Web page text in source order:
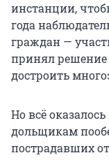
инстанции,
года
граждан —
принял решение
достроить
Но всё
дольщикам
пострадавших